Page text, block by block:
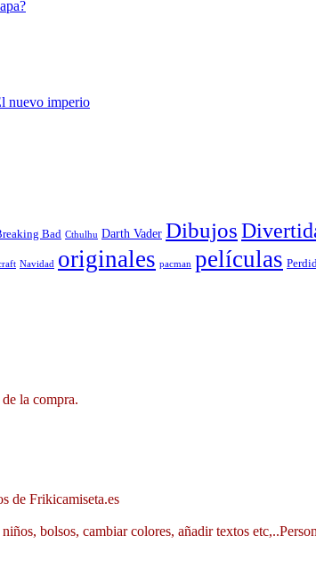
nuevo imperio
Bad Cthulhu Darth Vader Dibujos
Navidad originales pacman películas
la compra.
de Frikicamiseta.es
bolsos, cambiar colores, añadir textos